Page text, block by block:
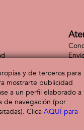
y de terceros para
mostrarte publicidad
a un perfil elaborado a
de navegación (por
Clica AQUÍ para